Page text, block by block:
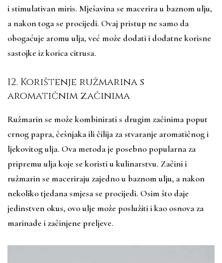
i stimulativan miris. Mješavina se macerira u baznom ulju,
a nakon toga se procijedi. Ovaj pristup ne samo da
obogaćuje aromu ulja, već može dodati i dodatne korisne
sastojke iz korica citrusa.
12. Korištenje ružmarina s
aromatičnim začinima
Ružmarin se može kombinirati s drugim začinima poput
crnog papra, češnjaka ili čilija za stvaranje aromatičnog i
ljekovitog ulja. Ova metoda je posebno popularna za
pripremu ulja koje se koristi u kulinarstvu. Začini i
ružmarin se maceriraju zajedno u baznom ulju, a nakon
nekoliko tjedana smjesa se procijedi. Osim što daje
jedinstven okus, ovo ulje može poslužiti i kao osnova za
marinade i začinjene preljeve.